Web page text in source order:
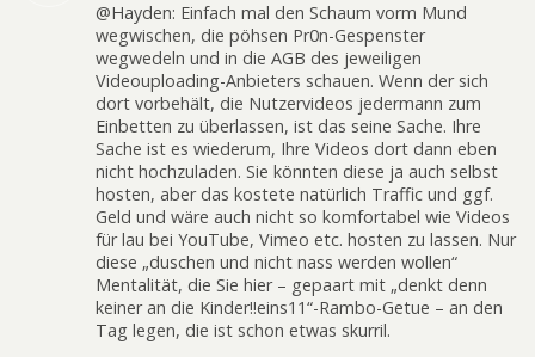
@Hayden: Einfach mal den Schaum vorm Mund
wegwischen, die pöhsen Pr0n-Gespenster
wegwedeln und in die AGB des jeweiligen
Videouploading-Anbieters schauen. Wenn der sich
dort vorbehält, die Nutzervideos jedermann zum
Einbetten zu überlassen, ist das seine Sache. Ihre
Sache ist es wiederum, Ihre Videos dort dann eben
nicht hochzuladen. Sie könnten diese ja auch selbst
hosten, aber das kostete natürlich Traffic und ggf.
Geld und wäre auch nicht so komfortabel wie Videos
für lau bei YouTube, Vimeo etc. hosten zu lassen. Nur
diese „duschen und nicht nass werden wollen“
Mentalität, die Sie hier – gepaart mit „denkt denn
keiner an die Kinder!!eins11“-Rambo-Getue – an den
Tag legen, die ist schon etwas skurril.